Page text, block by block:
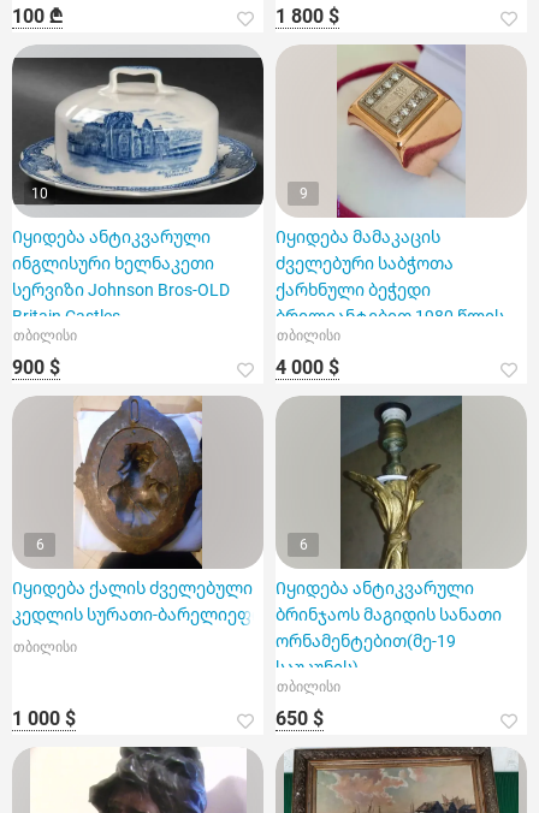
100 ₾ 1 800 $
10
Იყიდება ანტიკვარული
ინგლისური ხელნაკეთი
სერვიზი Johnson Bros-OLD
Britain Castles
თბილისი
900 $
9
Იყიდება მამაკაცის
ძველებური საბჭოთა
ქარხნული ბეჭედი
ბრილიანტებით 1980 წლის
ოლიმპიადის სიმბოლოთი
თბილისი
4 000 $
6
Იყიდება ქალის ძველებული
კედლის სურათი-ბარელიეფი
თბილისი
1 000 $
6
Იყიდება ანტიკვარული
ბრინჯაოს მაგიდის სანათი
ორნამენტებით(მე-19
საუკუნის)
თბილისი
650 $